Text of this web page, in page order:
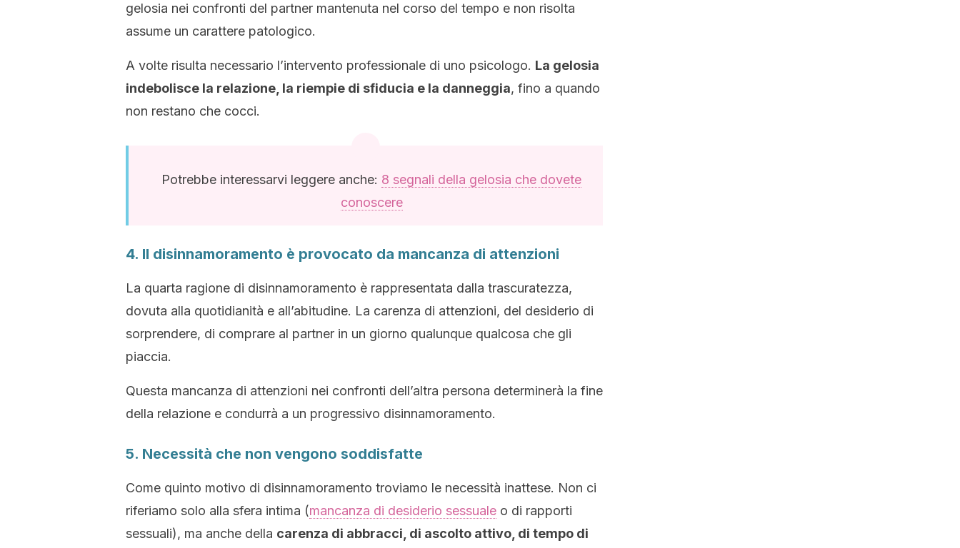
gelosia nei confronti del partner mantenuta nel corso del tempo e non risolta
assume un carattere patologico.
A volte risulta necessario l’intervento professionale di uno psicologo. La gelosia
indebolisce la relazione, la riempie di sfiducia e la danneggia, fino a quando
non restano che cocci.
Potrebbe interessarvi leggere anche: 8 segnali della gelosia che dovete
conoscere
4. Il disinnamoramento è provocato da mancanza di attenzioni
La quarta ragione di disinnamoramento è rappresentata dalla trascuratezza,
dovuta alla quotidianità e all’abitudine. La carenza di attenzioni, del desiderio di
sorprendere, di comprare al partner in un giorno qualunque qualcosa che gli
piaccia.
Questa mancanza di attenzioni nei confronti dell’altra persona determinerà la fine
della relazione e condurrà a un progressivo disinnamoramento.
5. Necessità che non vengono soddisfatte
Come quinto motivo di disinnamoramento troviamo le necessità inattese. Non ci
riferiamo solo alla sfera intima (mancanza di desiderio sessuale o di rapporti
sessuali), ma anche della carenza di abbracci, di ascolto attivo, di tempo di